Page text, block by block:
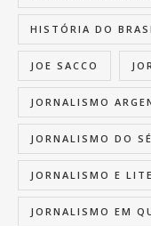
HISTÓRIA DO
JOE SACCO
JORNALISMO
JORNALISMO DO
JORNALISMO E
JORNALISMO EM